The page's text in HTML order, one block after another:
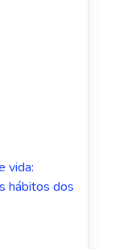
vida:
hábitos dos